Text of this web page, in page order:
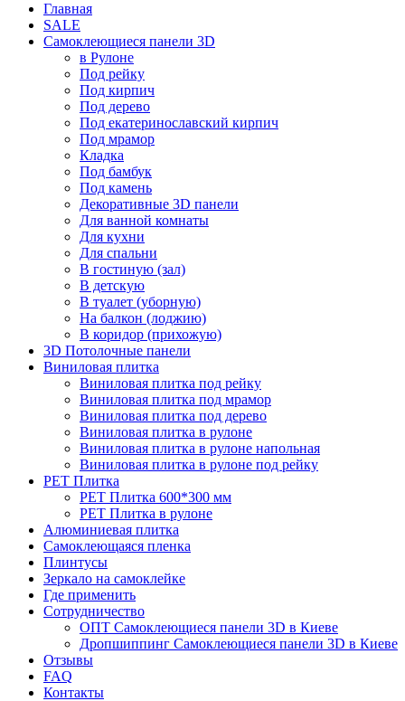
Главная
SALE
Самоклеющиеся панели 3D
в Рулоне
Под рейку
Под кирпич
Под дерево
Под екатеринославский кирпич
Под мрамор
Кладка
Под бамбук
Под камень
Декоративные 3D панели
Для ванной комнаты
Для кухни
Для спальни
В гостиную (зал)
В детскую
В туалет (уборную)
На балкон (лоджию)
В коридор (прихожую)
3D Потолочные панели
Виниловая плитка
Виниловая плитка под рейку
Виниловая плитка под мрамор
Виниловая плитка под дерево
Виниловая плитка в рулоне
Виниловая плитка в рулоне напольная
Виниловая плитка в рулоне под рейку
PET Плитка
PET Плитка 600*300 мм
PET Плитка в рулоне
Алюминиевая плитка
Самоклеющаяся пленка
Плинтусы
Зеркало на самоклейке
Где применить
Сотрудничество
ОПТ Самоклеющиеся панели 3D в Киеве
Дропшиппинг Самоклеющиеся панели 3D в Киеве
Отзывы
FAQ
Контакты